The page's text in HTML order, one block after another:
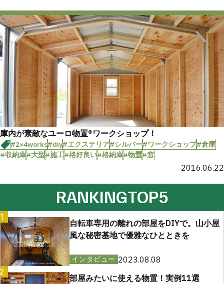
庫内が素敵なユーロ物置®ワークショップ！
#2×4works#diy#エクステリア#シルバー#ワークショップ#倉庫
#収納庫#大型#施工#格好良い#格納庫#物置#窓
2016.06.22
RANKINGTOP5
1
自転車専用の離れの部屋をDIYで。山小屋
風な秘密基地で優雅なひとときを
インタビュー 2023.08.08
2
部屋みたいに使える物置！実例11選